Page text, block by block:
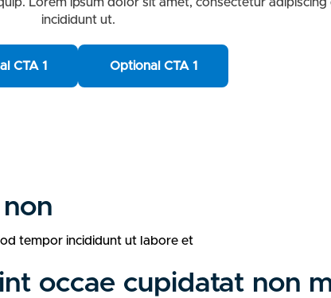
incididunt ut.
CTA 1 Optional CTA 1
tempor incididunt ut labore et
occae cupidatat non